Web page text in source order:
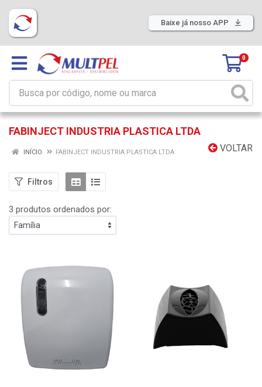
Baixe já nosso APP
0
FABINJECT INDUSTRIA PLASTICA LTDA
VOLTAR
INÍCIO FABINJECT INDUSTRIA PLASTICA LTDA
Filtros
3 produtos ordenados por: